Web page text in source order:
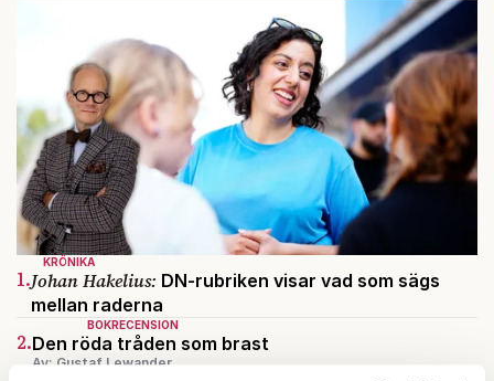
KRÖNIKA
1.Johan Hakelius: DN-rubriken visar vad som sägs
mellan raderna
BOKRECENSION
2.Den röda tråden som brast
Av: Gustaf Lewander